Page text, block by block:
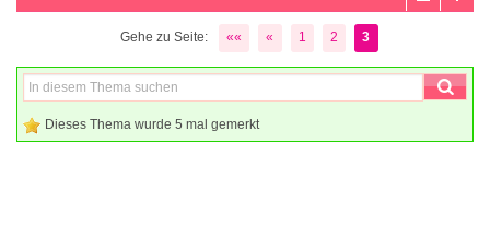
Gehe zu Seite: «« « 1 2 3
Dieses Thema wurde 5 mal gemerkt